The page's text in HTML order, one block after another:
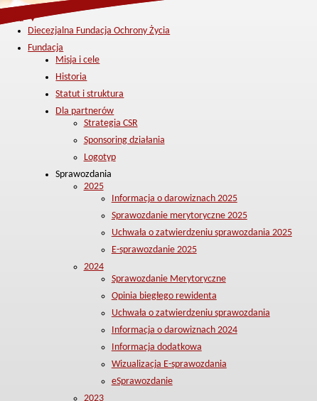
Menu ▼
Diecezjalna Fundacja Ochrony Życia
Fundacja
Misja i cele
Historia
Statut i struktura
Dla partnerów
Strategia CSR
Sponsoring działania
Logotyp
Sprawozdania
2025
Informacja o darowiznach 2025
Sprawozdanie merytoryczne 2025
Uchwała o zatwierdzeniu sprawozdania 2025
E-sprawozdanie 2025
2024
Sprawozdanie Merytoryczne
Opinia biegłego rewidenta
Uchwała o zatwierdzeniu sprawozdania
Informacja o darowiznach 2024
Informacja dodatkowa
Wizualizacja E-sprawozdania
eSprawozdanie
2023